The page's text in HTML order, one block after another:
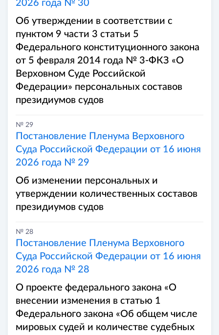
2026 года № 30
Об утверждении в соответствии с
пунктом 9 части 3 статьи 5
Федерального конституционного закона
от 5 февраля 2014 года № 3-ФКЗ «О
Верховном Суде Российской
Федерации» персональных составов
президиумов судов
№ 29
Постановление Пленума Верховного
Суда Российской Федерации от 16 июня
2026 года № 29
Об изменении персональных и
утверждении количественных составов
президиумов судов
№ 28
Постановление Пленума Верховного
Суда Российской Федерации от 16 июня
2026 года № 28
О проекте федерального закона «О
внесении изменения в статью 1
Федерального закона «Об общем числе
мировых судей и количестве судебных